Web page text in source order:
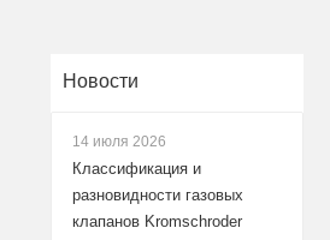
Новости
14 июля 2026
Классификация и
разновидности газовых
клапанов Kromschroder